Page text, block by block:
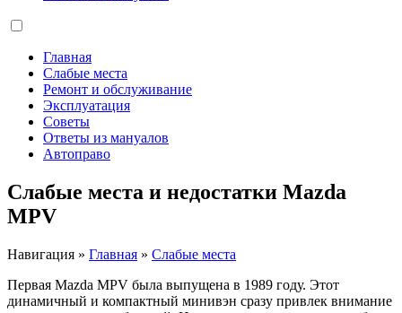
Главная
Слабые места
Ремонт и обслуживание
Эксплуатация
Советы
Ответы из мануалов
Автоправо
Слабые места и недостатки Mazda
MPV
Навигация » Главная » Слабые места
Первая Mazda MPV была выпущена в 1989 году. Этот
динамичный и компактный минивэн сразу привлек внимание